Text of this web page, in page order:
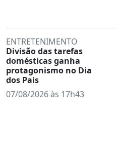
ENTRETENIMENTO
Divisão das tarefas
domésticas ganha
protagonismo no Dia
dos Pais
07/08/2026 às 17h43